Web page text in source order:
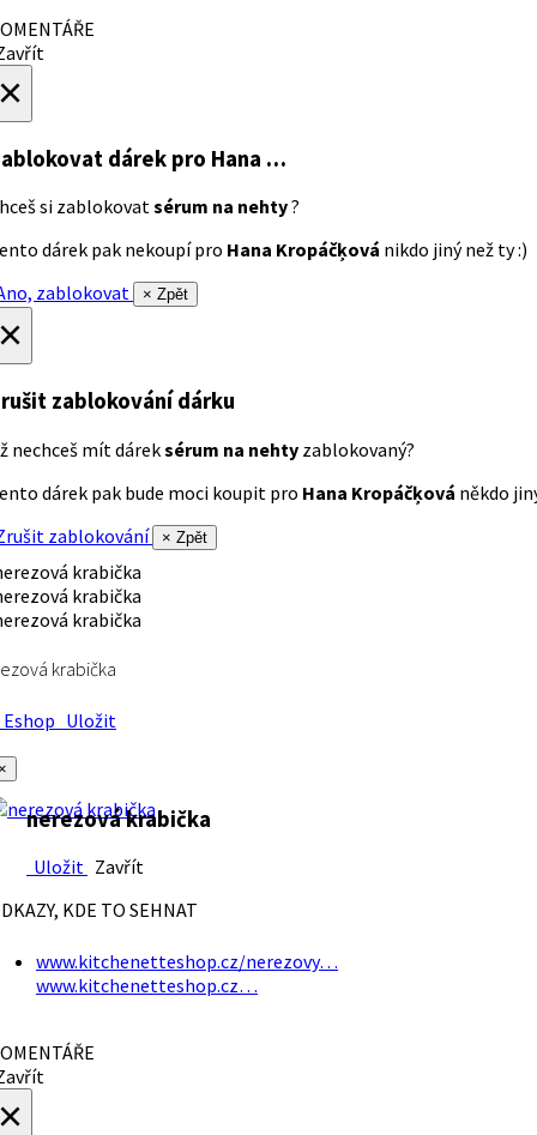
dárek pro Hana …
si zablokovatsérum na nehty?
dárek pak nekoupí pro Hana Kropáčķová nikdo jiný než ty :)
zablokovat
× Zpět
zablokování dárku
nechceš mít dáreksérum na nehty zablokovaný?
dárek pak bude moci koupit pro Hana Kropáčķová někdo
zablokování
× Zpět
krabička
Uložit
nerezová krabička
Uložit Zavřít
KDE TO SEHNAT
www.kitchenetteshop.cz/nerezovy…
www.kitchenetteshop.cz…